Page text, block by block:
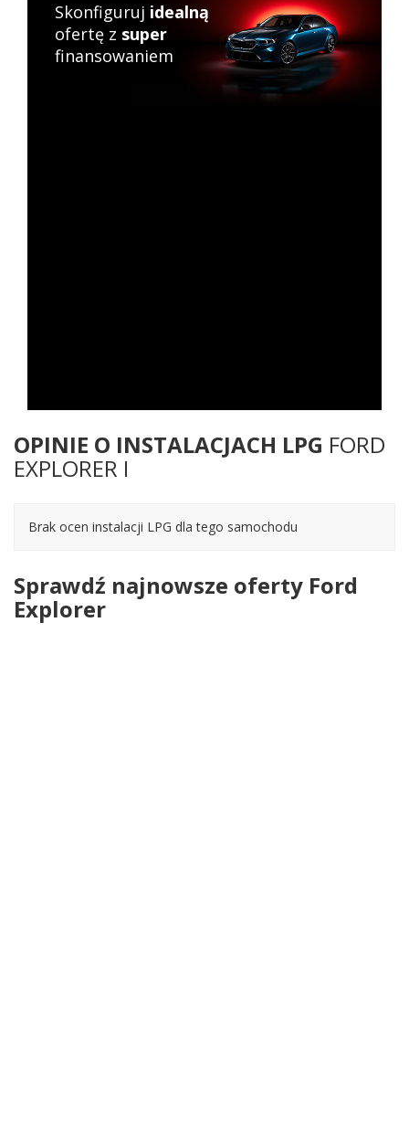
OPINIE O INSTALACJACH LPG FORD
EXPLORER I
Brak ocen instalacji LPG dla tego samochodu
Sprawdź najnowsze oferty Ford
Explorer
Skonfiguruj idealną
ofertę z super
finansowaniem